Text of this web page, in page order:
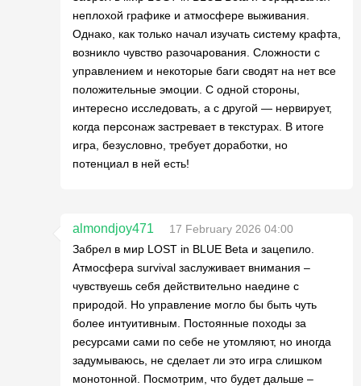
неплохой графике и атмосфере выживания.
Однако, как только начал изучать систему крафта,
возникло чувство разочарования. Сложности с
управлением и некоторые баги сводят на нет все
положительные эмоции. С одной стороны,
интересно исследовать, а с другой — нервирует,
когда персонаж застревает в текстурах. В итоге
игра, безусловно, требует доработки, но
потенциал в ней есть!
almondjoy471
17 February 2026 04:00
Забрел в мир LOST in BLUE Beta и зацепило.
Атмосфера survival заслуживает внимания –
чувствуешь себя действительно наедине с
природой. Но управление могло бы быть чуть
более интуитивным. Постоянные походы за
ресурсами сами по себе не утомляют, но иногда
задумываюсь, не сделает ли это игра слишком
монотонной. Посмотрим, что будет дальше –